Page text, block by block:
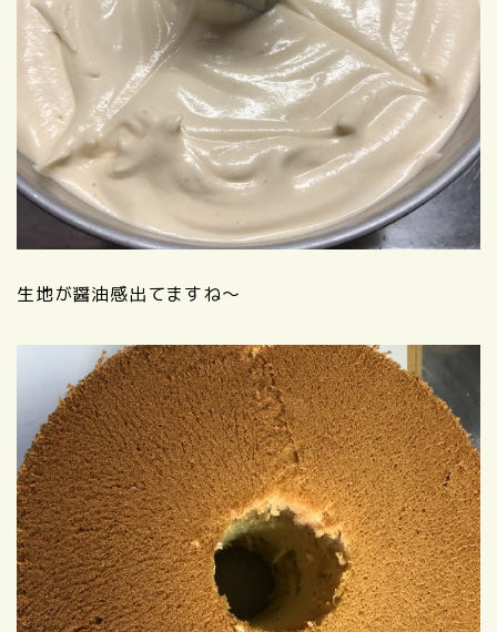
生地が醤油感出てますね～